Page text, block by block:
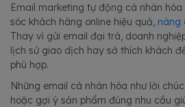
Email marketing tự động cá nhân
sóc khách hàng online hiệu quả, nâng
Thay vì gửi email đại trà, doanh
lịch sử giao dịch hay sở thích khách
phù hợp.
Những email cá nhân hóa như lời
hoặc gợi ý sản phẩm đúng nhu cầu